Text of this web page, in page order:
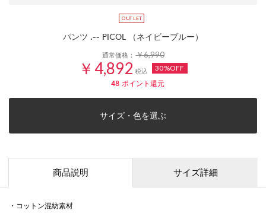
パンツ .-- PICOL （ネイビーブルー）
通常価格：￥6,990
￥4,892 税込 30%OFF
48ポイント還元
サイズ・色を選ぶ
商品説明 サイズ詳細
・コットン混紡素材